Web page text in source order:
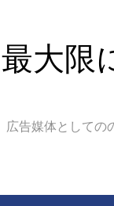
最大限
広告媒体としての